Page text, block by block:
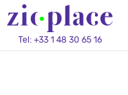
Tel: +33 1 48 30 65 16